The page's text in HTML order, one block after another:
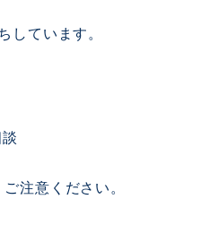
しています。
注意ください。